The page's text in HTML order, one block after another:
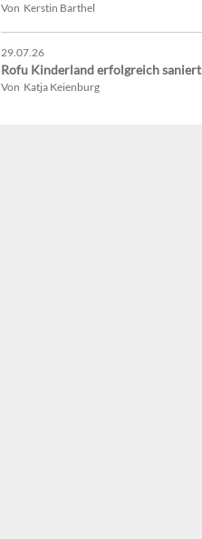
Von Kerstin Barthel
29.07.26
Rofu Kinderland erfolgreich saniert
Von Katja Keienburg